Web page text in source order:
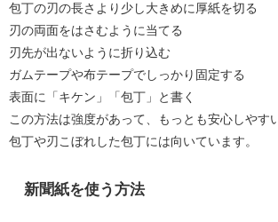
包丁の刃の長さより少し大きめに厚紙を切る
刃の両面をはさむように当てる
刃先が出ないように折り込む
ガムテープや布テープでしっかり固定する
表面に「キケン」「包丁」と書く
この方法は強度があって、もっとも安心しやす
包丁や刃こぼれした包丁には向いています。
新聞紙を使う方法